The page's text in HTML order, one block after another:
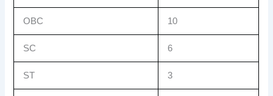
OBC 10
SC 6
ST 3